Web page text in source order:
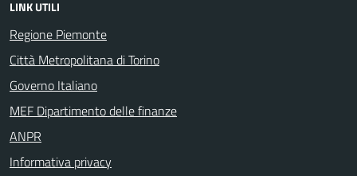
LINK UTILI
Regione Piemonte
Città Metropolitana di Torino
Governo Italiano
MEF Dipartimento delle finanze
ANPR
Informativa privacy